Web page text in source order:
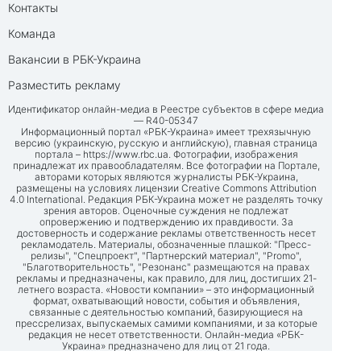
Контакты
Команда
Вакансии в РБК-Украина
Разместить рекламу
Идентификатор онлайн-медиа в Реестре субъектов в сфере медиа
— R40-05347
Информационный портал «РБК-Украина» имеет трехязычную
версию (украинскую, русскую и английскую), главная страница
портала – https://www.rbc.ua. Фотографии, изображения
принадлежат их правообладателям. Все фотографии на Портале,
авторами которых являются журналисты РБК-Украина,
размещены на условиях лицензии Creative Commons Attribution
4.0 International. Редакция РБК-Украина может не разделять точку
зрения авторов. Оценочные суждения не подлежат
опровержению и подтверждению их правдивости. За
достоверность и содержание рекламы ответственность несет
рекламодатель. Материалы, обозначенные плашкой: "Пресс-
релизы", "Спецпроект", "Партнерский материал", "Promo",
"Благотворительность", "Резонанс" размещаются на правах
рекламы и предназначены, как правило, для лиц, достигших 21-
летнего возраста. «Новости компании» – это информационный
формат, охватывающий новости, события и объявления,
связанные с деятельностью компаний, базирующиеся на
прессрелизах, выпускаемых самими компаниями, и за которые
редакция не несет ответственности. Онлайн-медиа «РБК-
Украина» предназначено для лиц от 21 года.